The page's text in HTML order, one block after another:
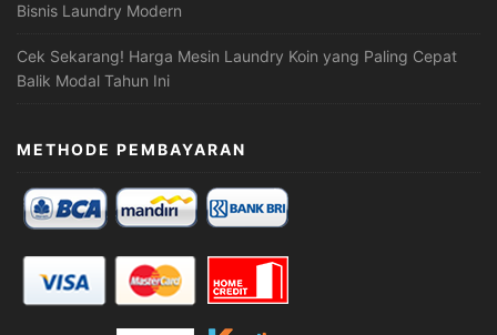
Bisnis Laundry Modern
Cek Sekarang! Harga Mesin Laundry Koin yang Paling Cepat
Balik Modal Tahun Ini
METHODE PEMBAYARAN